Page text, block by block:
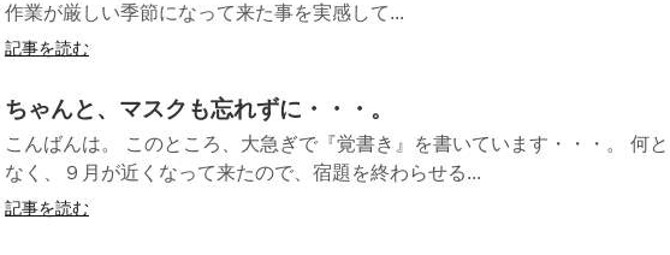
作業が厳しい季節になって来た事を実感して...
記事を読む
ちゃんと、マスクも忘れずに・・・。
こんばんは。 このところ、大急ぎで『覚書き』を書いています・・・。 何と
なく、９月が近くなって来たので、宿題を終わらせる...
記事を読む